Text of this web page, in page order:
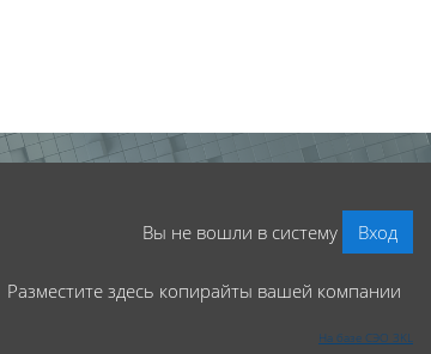
Вы не вошли в систему Вход
Разместите здесь копирайты вашей компании
На базе СЭО 3KL